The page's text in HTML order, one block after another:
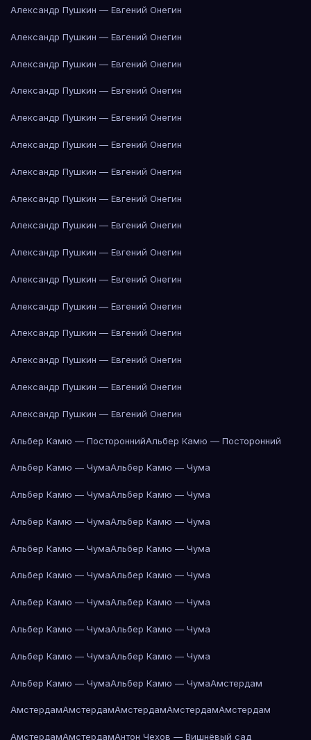
Александр Пушкин — Евгений Онегин
Александр Пушкин — Евгений Онегин
Александр Пушкин — Евгений Онегин
Александр Пушкин — Евгений Онегин
Александр Пушкин — Евгений Онегин
Александр Пушкин — Евгений Онегин
Александр Пушкин — Евгений Онегин
Александр Пушкин — Евгений Онегин
Александр Пушкин — Евгений Онегин
Александр Пушкин — Евгений Онегин
Александр Пушкин — Евгений Онегин
Александр Пушкин — Евгений Онегин
Александр Пушкин — Евгений Онегин
Александр Пушкин — Евгений Онегин
Александр Пушкин — Евгений Онегин
Александр Пушкин — Евгений Онегин
Альбер Камю — ПостороннийАльбер Камю — Посторонний
Альбер Камю — ЧумаАльбер Камю — Чума
Альбер Камю — ЧумаАльбер Камю — Чума
Альбер Камю — ЧумаАльбер Камю — Чума
Альбер Камю — ЧумаАльбер Камю — Чума
Альбер Камю — ЧумаАльбер Камю — Чума
Альбер Камю — ЧумаАльбер Камю — Чума
Альбер Камю — ЧумаАльбер Камю — Чума
Альбер Камю — ЧумаАльбер Камю — Чума
Альбер Камю — ЧумаАльбер Камю — ЧумаАмстердам
АмстердамАмстердамАмстердамАмстердамАмстердам
АмстердамАмстердамАнтон Чехов — Вишнёвый сад